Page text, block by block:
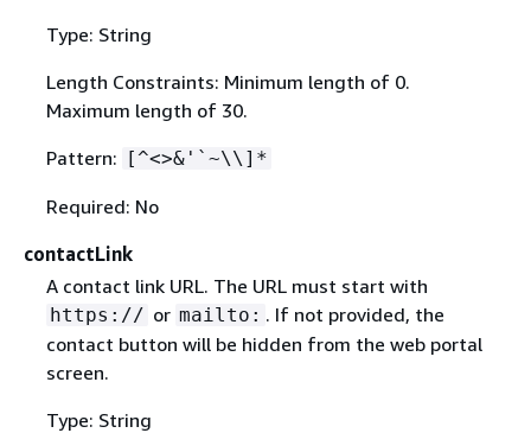
Type: String
Length Constraints: Minimum length of 0.
Maximum length of 30.
Pattern: [^<>&'`~\\]*
Required: No
contactLink
A contact link URL. The URL must start with
https:// or mailto: . If not provided, the
contact button will be hidden from the web portal
screen.
Type: String